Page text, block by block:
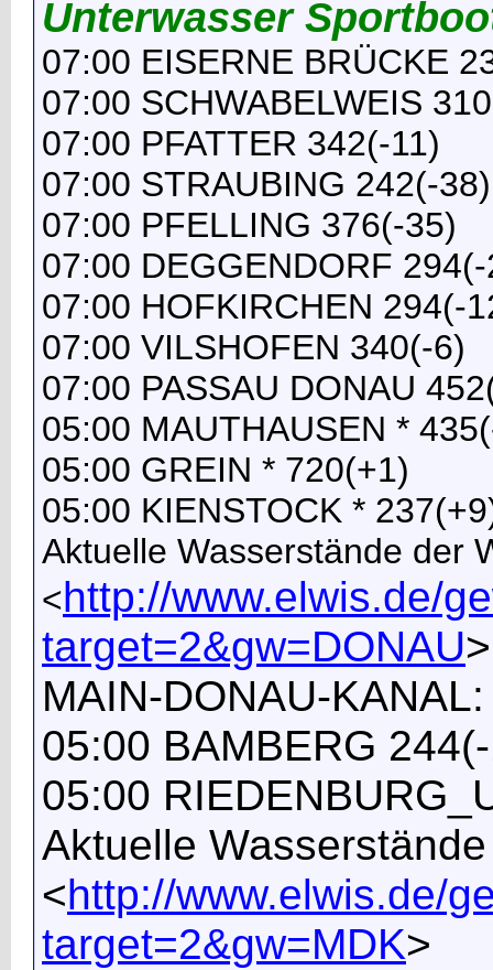
Unterwasser
07:00 EISERNE BRÜCKE
07:00 SCHWABELWEIS
07:00 PFATTER 342(-11)
07:00 STRAUBING 242(-38)
07:00 PFELLING 376(-35)
07:00 DEGGENDORF
07:00 HOFKIRCHEN 294(-
07:00 VILSHOFEN 340(-6)
07:00 PASSAU DONAU
05:00 MAUTHAUSEN *
05:00 GREIN * 720(+1)
05:00 KIENSTOCK *
Aktuelle Wasserstände der
<http://www.elwis.de/
target=2&gw=DONAU>
MAIN-DONAU-KANAL:
05:00 BAMBERG
05:00
Aktuelle
<http://www.elwis.de/
target=2&gw=MDK>